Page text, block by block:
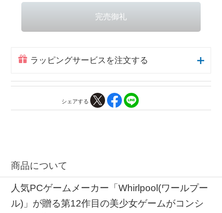
ラッピングサービスを注文する
シェアする
商品について
人気PCゲームメーカー「Whirlpool(ワールプー
ル)」が贈る第12作目の美少女ゲームがコンシ